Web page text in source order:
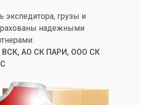
экспедитора, грузы и
надежными
ВСК, АО СК ПАРИ, ООО СК